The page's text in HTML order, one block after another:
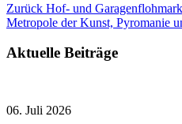
Zurück Hof- und
Metropole der Kunst, Pyromanie
Aktuelle Beiträge
06. Juli 2026